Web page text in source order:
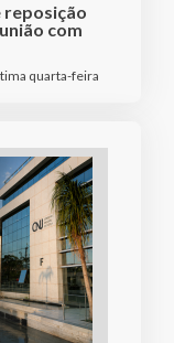
reposição
com
quarta-feira